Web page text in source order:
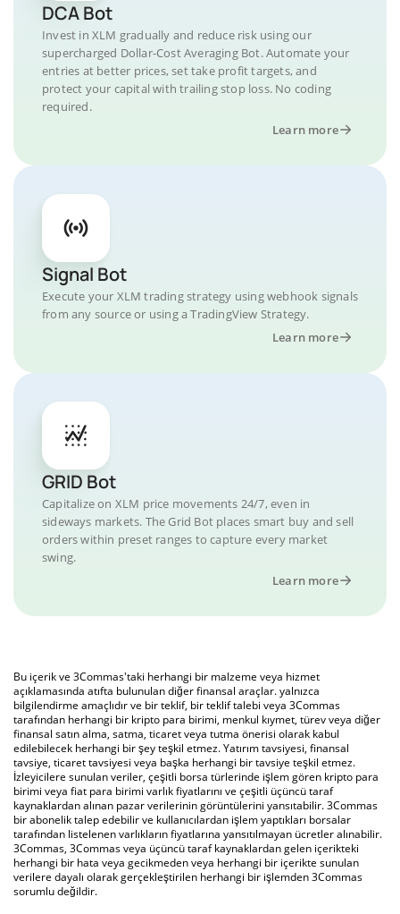
DCA Bot
Invest in XLM gradually and reduce risk using our
supercharged Dollar-Cost Averaging Bot. Automate your
entries at better prices, set take profit targets, and
protect your capital with trailing stop loss. No coding
required.
Learn more
Signal Bot
Execute your XLM trading strategy using webhook signals
from any source or using a TradingView Strategy.
Learn more
GRID Bot
Capitalize on XLM price movements 24/7, even in
sideways markets. The Grid Bot places smart buy and sell
orders within preset ranges to capture every market
swing.
Learn more
Bu içerik ve 3Commas'taki herhangi bir malzeme veya hizmet
açıklamasında atıfta bulunulan diğer finansal araçlar. yalnızca
bilgilendirme amaçlıdır ve bir teklif, bir teklif talebi veya 3Commas
tarafından herhangi bir kripto para birimi, menkul kıymet, türev veya diğer
finansal satın alma, satma, ticaret veya tutma önerisi olarak kabul
edilebilecek herhangi bir şey teşkil etmez. Yatırım tavsiyesi, finansal
tavsiye, ticaret tavsiyesi veya başka herhangi bir tavsiye teşkil etmez.
İzleyicilere sunulan veriler, çeşitli borsa türlerinde işlem gören kripto para
birimi veya fiat para birimi varlık fiyatlarını ve çeşitli üçüncü taraf
kaynaklardan alınan pazar verilerinin görüntülerini yansıtabilir. 3Commas
bir abonelik talep edebilir ve kullanıcılardan işlem yaptıkları borsalar
tarafından listelenen varlıkların fiyatlarına yansıtılmayan ücretler alınabilir.
3Commas, 3Commas veya üçüncü taraf kaynaklardan gelen içerikteki
herhangi bir hata veya gecikmeden veya herhangi bir içerikte sunulan
verilere dayalı olarak gerçekleştirilen herhangi bir işlemden 3Commas
sorumlu değildir.